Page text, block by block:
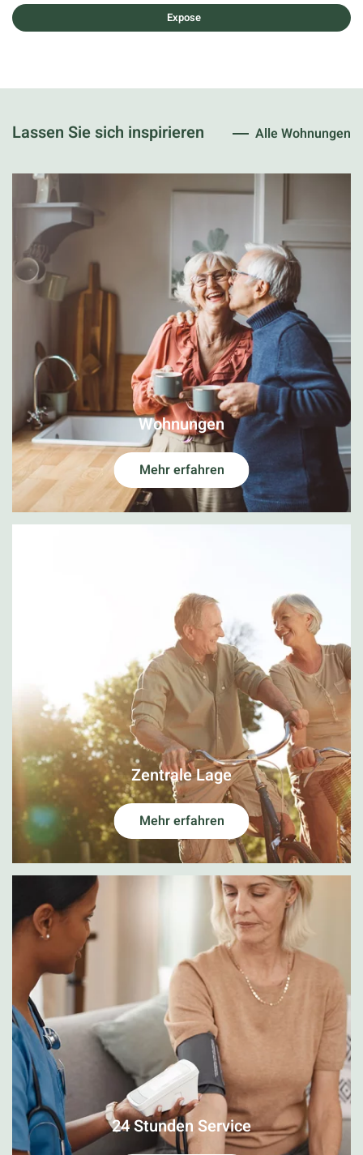
Expose
Lassen Sie sich inspirieren Alle Wohnungen
Wohnungen
Mehr erfahren
Zentrale Lage
Mehr erfahren
24 Stunden Service